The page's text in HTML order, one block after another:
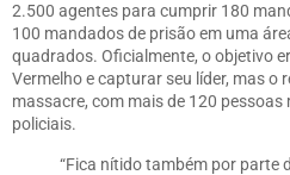
2.500 agentes para cumprir 180
100 mandados de prisão em uma
quadrados. Oficialmente, o objetivo
Vermelho e capturar seu líder, mas o
massacre, com mais de 120
policiais.
“Fica nítido também por parte